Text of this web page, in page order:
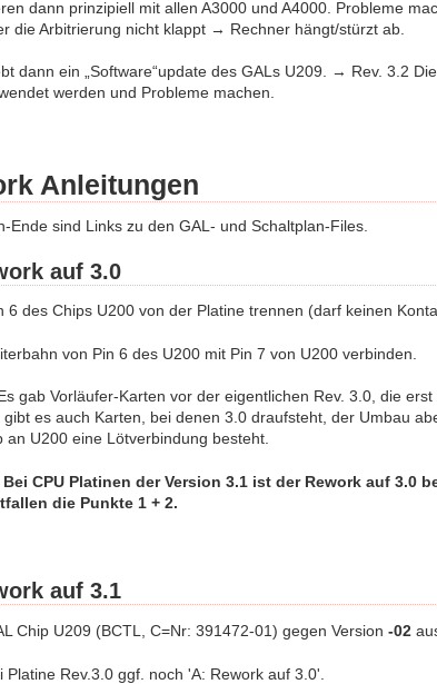
dann prinzipiell mit allen A3000 und A4000. Probleme
die Arbitrierung nicht klappt → Rechner hängt/stürzt ab.
dann ein „Software“update des GALs U209. → Rev. 3.2
werden und Probleme machen.
Anleitungen
Ende sind Links zu den GAL- und Schaltplan-Files.
auf 3.0
6 des Chips U200 von der Platine trennen (darf keinen
von Pin 6 des U200 mit Pin 7 von U200 verbinden.
gab Vorläufer-Karten vor der eigentlichen Rev. 3.0, die
gibt es auch Karten, bei denen 3.0 draufsteht, der Umbau
an U200 eine Lötverbindung besteht.
CPU Platinen der Version 3.1 ist der Rework auf 3.0
die Punkte 1 + 2.
auf 3.1
Chip U209 (BCTL, C=Nr: 391472-01) gegen Version -02
Platine Rev.3.0 ggf. noch 'A: Rework auf 3.0'.